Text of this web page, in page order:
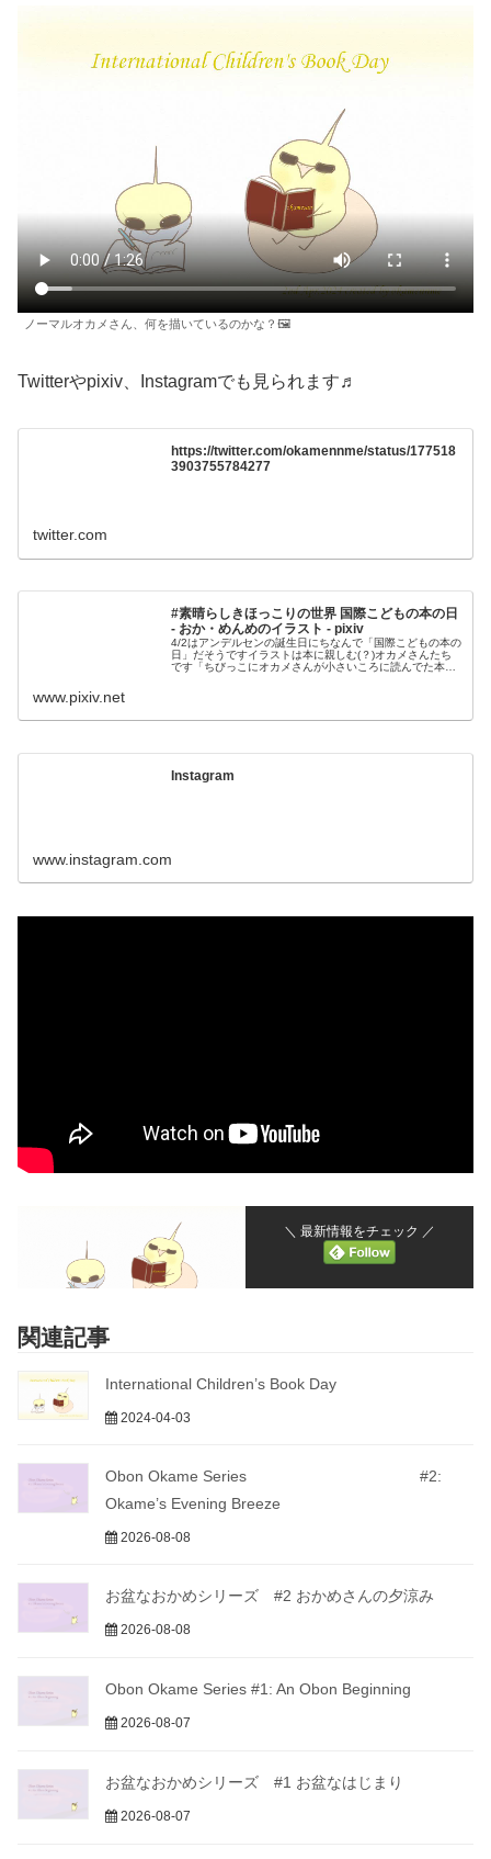
ノーマルオカメさん、何を描いているのかな？🖼
Twitterやpixiv、Instagramでも見られます♬
https://twitter.com/okamennme/status/177518
3903755784277
twitter.com
#素晴らしきほっこりの世界 国際こどもの本の日
- おか・めんめのイラスト - pixiv
4/2はアンデルセンの誕生日にちなんで「国際こどもの本の
日」だそうですイラストは本に親しむ(？)オカメさんたち
です「ちびっこにオカメさんが小さいころに読んでた本を
www.pixiv.net
Instagram
www.instagram.com
＼ 最新情報をチェック ／
関連記事
International Children’s Book Day
2024-04-03
Obon Okame Series #2:
Okame’s Evening Breeze
2026-08-08
お盆なおかめシリーズ #2 おかめさんの夕涼み
2026-08-08
Obon Okame Series #1: An Obon Beginning
2026-08-07
お盆なおかめシリーズ #1 お盆なはじまり
2026-08-07